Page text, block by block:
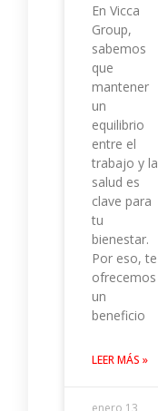
En Vicca
Group,
sabemos
que
mantener
un
equilibrio
entre el
trabajo y la
salud es
clave para
tu
bienestar.
Por eso, te
ofrecemos
un
beneficio
LEER MÁS »
enero 13,